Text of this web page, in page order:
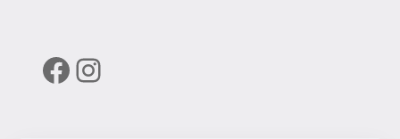
Facebook
Instagram